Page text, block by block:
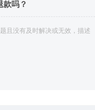
款吗？
且没有及时解决或无效，描述